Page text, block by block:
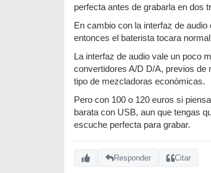
perfecta antes de grabarla en dos
En cambio con la interfaz de
entonces el baterista tocara
La interfaz de audio vale un poco
convertidores A/D D/A, previos de
tipo de mezcladoras económicas.
Pero con 100 o 120 euros si
barata con USB, aun que tengas
escuche perfecta para grabar.
Responder Citar